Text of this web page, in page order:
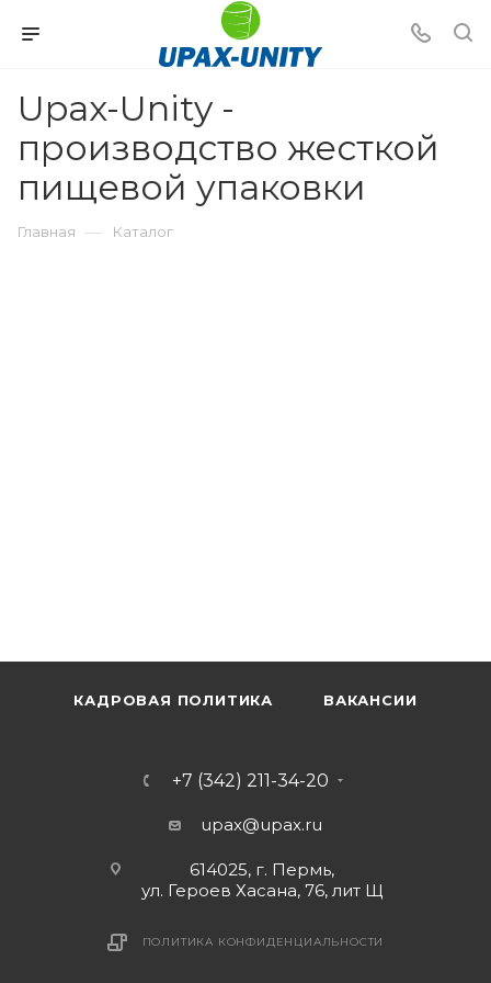
Upax-Unity -
производство жесткой
пищевой упаковки
Главная — Каталог
КАДРОВАЯ ПОЛИТИКА ВАКАНСИИ
+7 (342) 211-34-20
upax@upax.ru
614025, г. Пермь,
ул. Героев Хасана, 76, лит Щ
ПОЛИТИКА КОНФИДЕНЦИАЛЬНОСТИ